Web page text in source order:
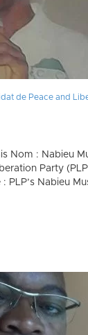
de Peace and
Nom : Nabieu
Party
PLP’s Nabieu